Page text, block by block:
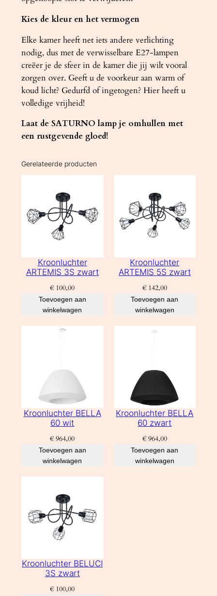
Kies de kleur en het vermogen
Elke kamer heeft net iets andere verlichting
nodig, dus met de verwisselbare E27-lampen
creëer je de sfeer in de kamer die jij wilt vooral
zorgen over. Geeft u de voorkeur aan warm of
koud licht? Gedurfd of ingetogen? Hier heeft u
volledige vrijheid!
Laat de SATURNO lamp je omhullen met
een rustgevende gloed!
Gerelateerde producten
Kroonluchter
ARTEMIS 3S zwart
€ 100,00
Toevoegen aan
winkelwagen
Kroonluchter
ARTEMIS 5S zwart
€142,00
Toevoegen aan
winkelwagen
Kroonluchter BELLA
60 wit
€ 964,00
Toevoegen aan
winkelwagen
Kroonluchter BELLA
60 zwart
€964,00
Toevoegen aan
winkelwagen
Kroonluchter BELUCI
3S zwart
€ 100,00